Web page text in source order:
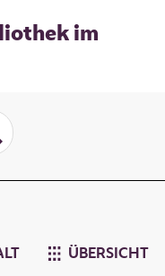
im
ÜBERSICHT